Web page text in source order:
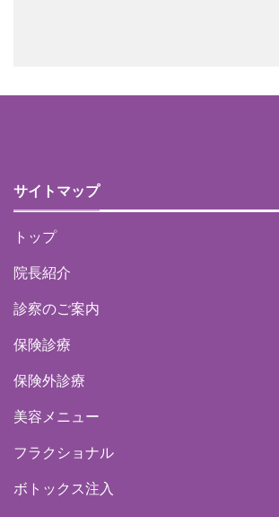
サイトマップ
トップ
院長紹介
診察のご案内
保険診療
保険外診療
美容メニュー
フラクショナル
ボトックス注入